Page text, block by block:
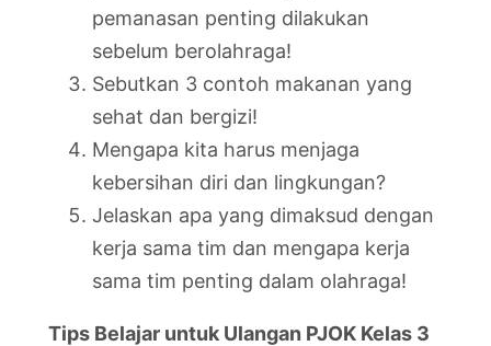
pemanasan penting dilakukan
sebelum berolahraga!
Sebutkan 3 contoh makanan yang
sehat dan bergizi!
Mengapa kita harus menjaga
kebersihan diri dan lingkungan?
Jelaskan apa yang dimaksud dengan
kerja sama tim dan mengapa kerja
sama tim penting dalam olahraga!
Tips Belajar untuk Ulangan PJOK Kelas 3